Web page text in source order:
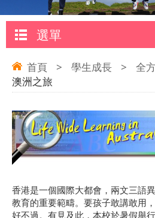
選單
首頁 > 學生成長 > 全
澳洲之旅
香港是一個國際大都會，兩文三語
教育的重要範疇。要孩子敢講敢用
好不過。有見及此，本校於暑假舉